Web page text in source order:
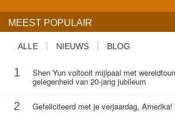
MEEST POPULAIR
ALLE NIEUWS BLOG
1 Shen Yun voltooit mijlpaal met
gelegenheid van 20-jarig jubileum
2 Gefeliciteerd met je verjaardag, Amerika!